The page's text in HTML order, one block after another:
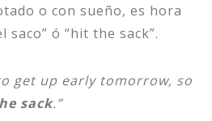
o con sueño, es hora
saco” ó “hit the sack”.
get up early tomorrow, so
sack.”